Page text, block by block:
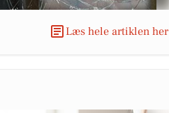
Læs hele artiklen her